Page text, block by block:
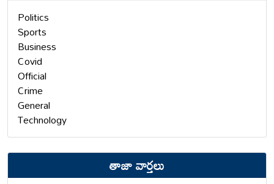
Politics
Sports
Business
Covid
Official
Crime
General
Technology
తాజా వార్తలు